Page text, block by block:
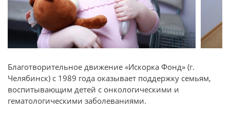
Благотворительное движение «Искорка Фонд» (г.
Челябинск) с 1989 года оказывает поддержку семьям,
воспитывающим детей с онкологическими и
гематологическими заболеваниями.